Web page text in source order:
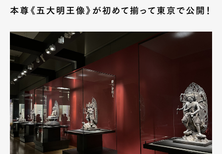
本尊《五大明王像》が初めて揃って東京で公開！